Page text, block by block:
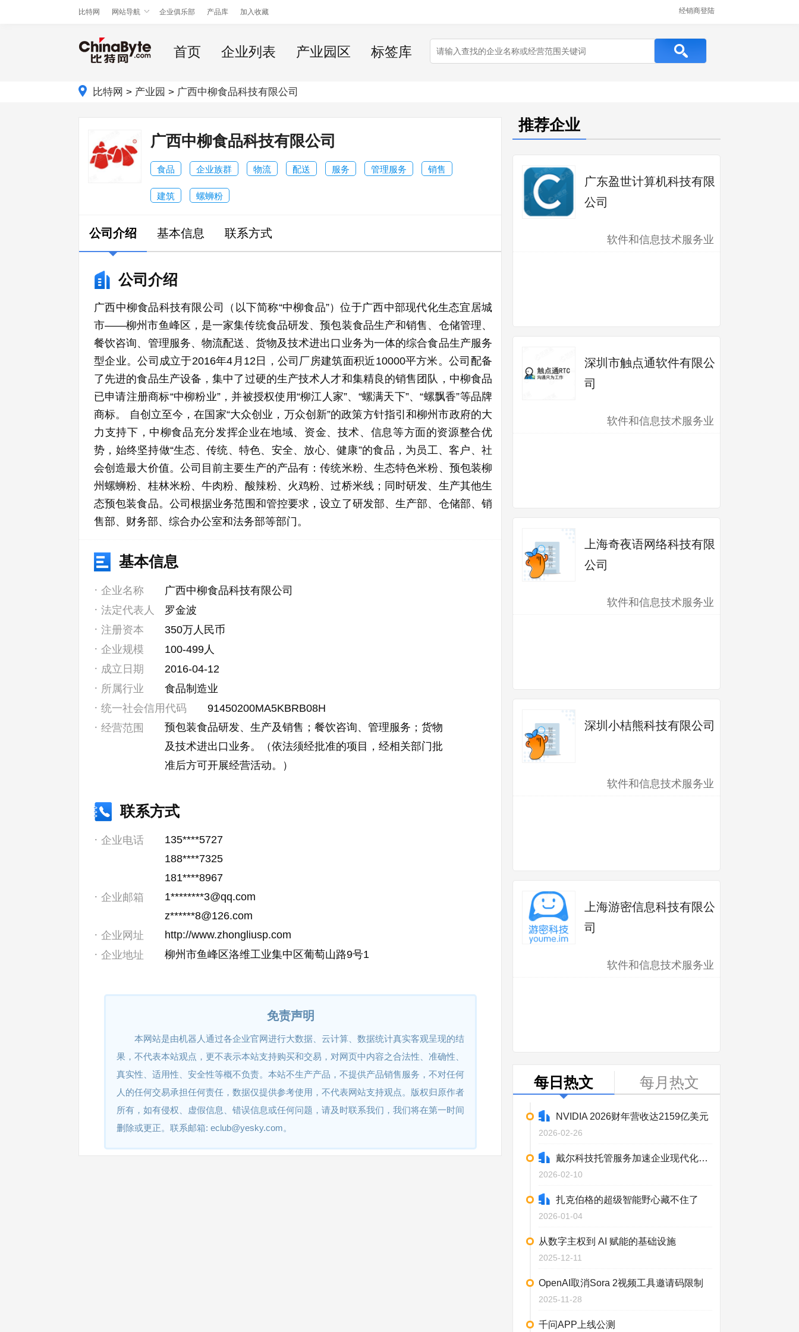
比特网 网站导航 企业俱乐部 产品库 加入收藏 经销商登陆
首页 企业列表 产业园区 标签库
比特网 > 产业园 > 广西中柳食品科技有限公司
广西中柳食品科技有限公司
食品 企业族群 物流 配送 服务 管理服务 销售
建筑 螺蛳粉
公司介绍 基本信息 联系方式
公司介绍
广西中柳食品科技有限公司（以下简称“中柳食品”）位于广西中部现代化生态宜居城
市——柳州市鱼峰区，是一家集传统食品研发、预包装食品生产和销售、仓储管理、
餐饮咨询、管理服务、物流配送、货物及技术进出口业务为一体的综合食品生产服务
型企业。公司成立于2016年4月12日，公司厂房建筑面积近10000平方米。公司配备
了先进的食品生产设备，集中了过硬的生产技术人才和集精良的销售团队，中柳食品
已申请注册商标“中柳粉业”，并被授权使用“柳江人家”、“螺满天下”、“螺飘香”等品牌
商标。 自创立至今，在国家“大众创业，万众创新”的政策方针指引和柳州市政府的大
力支持下，中柳食品充分发挥企业在地域、资金、技术、信息等方面的资源整合优
势，始终坚持做“生态、传统、特色、安全、放心、健康”的食品，为员工、客户、社
会创造最大价值。公司目前主要生产的产品有：传统米粉、生态特色米粉、预包装柳
州螺蛳粉、桂林米粉、牛肉粉、酸辣粉、火鸡粉、过桥米线；同时研发、生产其他生
态预包装食品。公司根据业务范围和管控要求，设立了研发部、生产部、仓储部、销
售部、财务部、综合办公室和法务部等部门。
基本信息
企业名称
广西中柳食品科技有限公司
法定代表人
罗金波
注册资本
350万人民币
企业规模
100-499人
成立日期
2016-04-12
所属行业
食品制造业
统一社会信用代码
91450200MA5KBRB08H
经营范围
预包装食品研发、生产及销售；餐饮咨询、管理服务；货物
及技术进出口业务。（依法须经批准的项目，经相关部门批
准后方可开展经营活动。）
联系方式
企业电话
135****5727
188****7325
181****8967
企业邮箱
1********3@qq.com
z******8@126.com
企业网址
http://www.zhongliusp.com
企业地址
柳州市鱼峰区洛维工业集中区葡萄山路9号1
免责声明
本网站是由机器人通过各企业官网进行大数据、云计算、数据统计真实客观呈现的结
果，不代表本站观点，更不表示本站支持购买和交易，对网页中内容之合法性、准确性、
真实性、适用性、安全性等概不负责。本站不生产产品，不提供产品销售服务，不对任何
人的任何交易承担任何责任，数据仅提供参考使用，不代表网站支持观点。版权归原作者
所有，如有侵权、虚假信息、错误信息或任何问题，请及时联系我们，我们将在第一时间
删除或更正。联系邮箱: eclub@yesky.com。
推荐企业
广东盈世计算机科技有限
公司
软件和信息技术服务业
深圳市触点通软件有限公
司
软件和信息技术服务业
上海奇夜语网络科技有限
公司
软件和信息技术服务业
深圳小桔熊科技有限公司
软件和信息技术服务业
上海游密信息科技有限公
司
软件和信息技术服务业
每日热文 每月热文
NVIDIA 2026财年营收达2159亿美元
2026-02-26
戴尔科技托管服务加速企业现代化进程
2026-02-10
扎克伯格的超级智能野心藏不住了
2026-01-04
从数字主权到 AI 赋能的基础设施
2025-12-11
OpenAI取消Sora 2视频工具邀请码限制
2025-11-28
千问APP上线公测